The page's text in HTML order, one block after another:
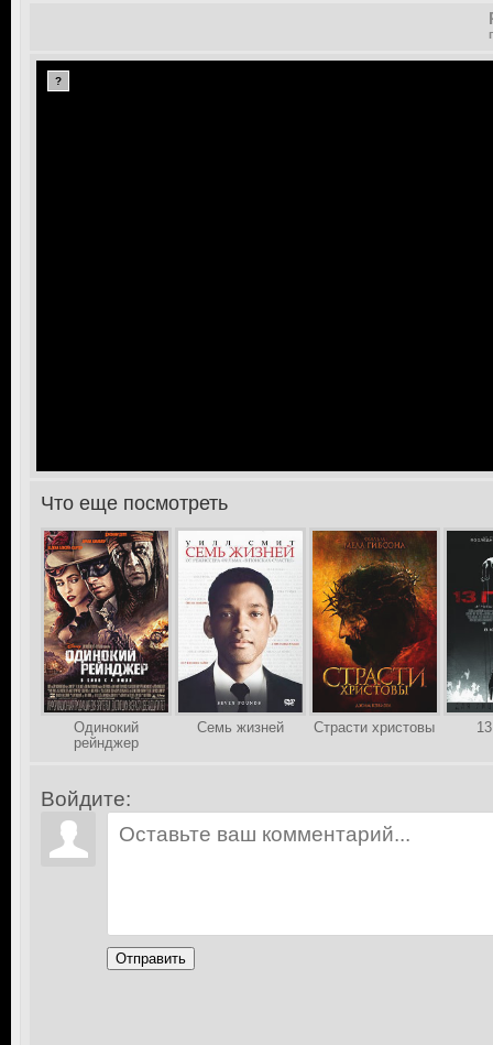
?
Что еще посмотреть
Одинокий
рейнджер
Семь жизней Страсти христовы
Войдите:
Отправить